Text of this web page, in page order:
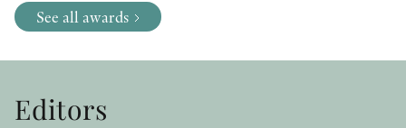
See all awards
Editors